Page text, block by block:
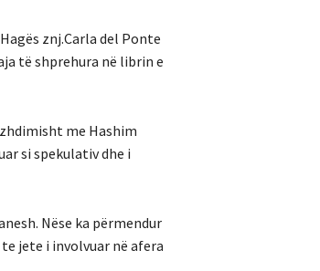
znj.Carla del Ponte
të shprehura në librin e
me Hashim
si spekulativ dhe i
Nëse ka përmendur
jete i involvuar në afera